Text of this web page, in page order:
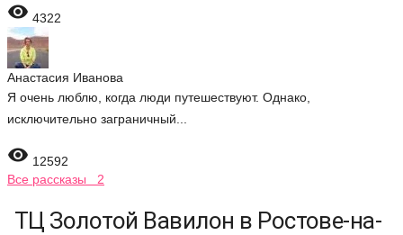
 4322
Анастасия Иванова
Я очень люблю, когда люди путешествуют. Однако,
исключительно заграничный...
 12592
Все рассказы 2
ТЦ Золотой Вавилон в Ростове-на-